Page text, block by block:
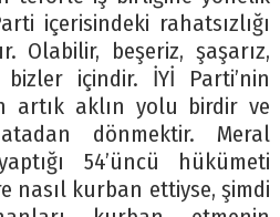
içerisindeki rahatsızlığı
Olabilir, beşeriz, şaşarız,
içindir. İYİ Parti’nin
artık aklın yolu birdir ve
dönmektir. Meral
54’üncü hükümeti
nasıl kurban ettiyse, şimdi